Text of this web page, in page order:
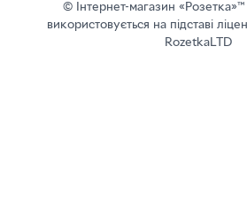
© Інтернет-магазин
використовується на підставі
RozetkaLTD